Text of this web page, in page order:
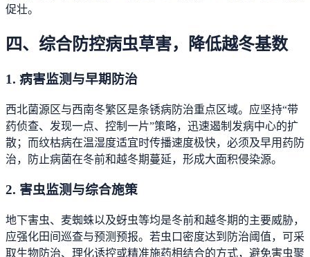
促壮。
四、综合防控病虫草害，降低越冬基数
1. 病害监测与早期防治
西北菌源区与西南冬繁区是条锈病防治重点区域。应坚持“带
药侦查、发现一点、控制一片”策略，迅速遏制发病中心的扩
散；而纹枯病在温湿度适宜时传播速度极快，必须及早用药防
治，防止病菌在冬前和越冬期蔓延，形成大面积侵染源。
2. 害虫监测与综合施策
地下害虫、麦蜘蛛以及蚜虫等均是冬前和越冬期的主要威胁，
应强化田间巡查与预测预报。若虫口密度达到防治阈值，可采
取生物防治、理化诱控或精准施药相结合的方式，避免害虫聚